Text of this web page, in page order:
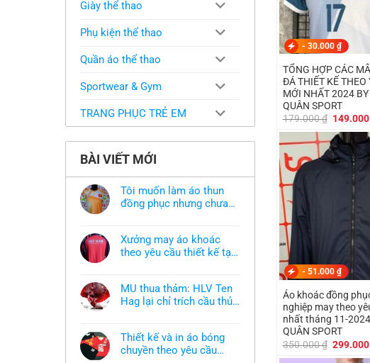
Giày thể thao
Phụ kiện thể thao
Quần áo thể thao
Sportwear & Gym
TRANG PHỤC TRẺ EM
BÀI VIẾT MỚI
Tôi muốn làm áo thun
đồng phục nhưng chưa
bình
luận
ở
áo
thun
đồng
có
mẫu
thì
Xưởng may áo khoác
theo yêu cầu thiết kế tại
bình
luận
ở
Xưởng
khoác
theo
yêu
MU thua thảm: HLV Ten
Hag lại chỉ trích cầu thủ,
bình
luận
ở
Thiết kế và in áo bóng
chuyền theo yêu cầu
- 30.000 ₫
TỔNG HỢP CÁC
ĐÁ THIẾT KẾ THEO YÊU CẦU
MỚI NHẤT 2024
QUÂN SPORT
179.000₫ Giá
là:
179.000
149.000
- 51.000 ₫
Áo khoác đồng
nghiệp may theo yêu cầu mới
nhất tháng 11-
QUÂN SPORT
350.000₫ Giá
299.000